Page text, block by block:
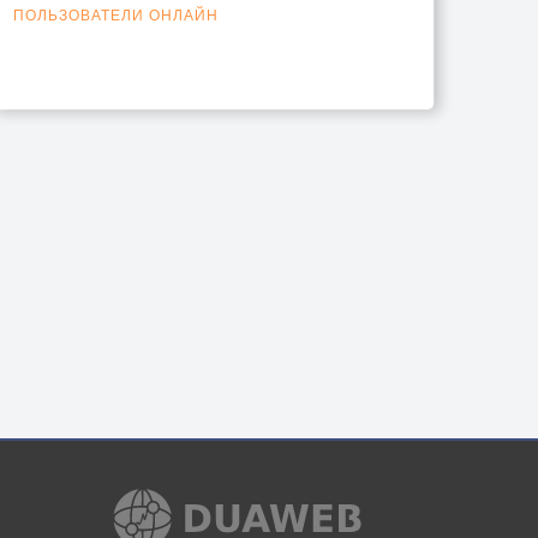
ПОЛЬЗОВАТЕЛИ ОНЛАЙН